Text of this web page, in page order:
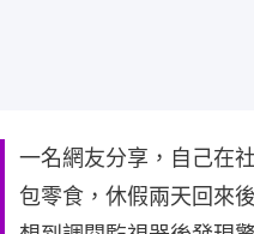
一名網友分享，自己在
包零食，休假兩天回來